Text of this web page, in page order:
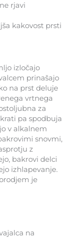
rjavi
kakovost prsti
izločajo
prinašajo
na prst deluje
vrtnega
za
pa spodbuja
v alkalnem
snovmi,
z
bakrovi delci
izhlapevanje.
je
na